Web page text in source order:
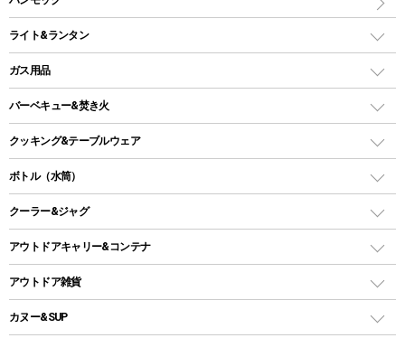
ロッジ型・オリジナルテント
タープ
スクエアタープ（レクタタープ）
メッシュタープ
自立式タープ
パラソル
テントアクセサリー
ペグ
インフレータブルマット
レジャーシート
ライト&ランタン
LEDランタン
ガスランタン
オイルランタン
LEDライト
ヘッドライト
キャンドル
ガス用品
ガスバーナー
ガス缶
ガストーチ、ライター
バーベキュー&焚き火
バーベキューコンロ、グリル
焚き火台タイプ（ロースタイル）グリル
卓上タイプグリル
パーティータイプグリル
鉄板、アミ
クッキング&テーブルウェア
ダッチオーブン
ホットサンドメーカー
クッカーセット
シェラカップ
ボトル（水筒）
ステンレスボトル
コップ付きタイプ
ワンタッチタイプ
プラスチックボトル
クーラー&ジャグ
クーラーボックス
クーラーバッグ
ウォータージャグ
アウトドアキャリー&コンテナ
アウトドアキャリー
アウトドア雑貨
バックパック&バッグ
カヌー&SUP